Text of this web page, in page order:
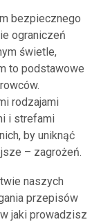
bezpiecznego
ograniczeń
świetle,
to podstawowe
rodzajami
i strefami
by uniknąć
– zagrożeń.
naszych
przepisów
jaki prowadzisz